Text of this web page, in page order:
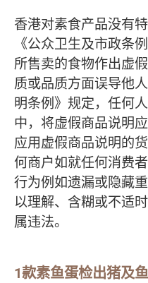
香港对素食产品没有
《公众卫生及市政条
所售卖的食物作出虚
质或品质方面误导他
明条例》规定，任何
中，将虚假商品说明
应用虚假商品说明的
何商户如就任何消费
行为例如遗漏或隐藏
以理解、含糊或不适
属违法。
1款素鱼蛋检出猪及